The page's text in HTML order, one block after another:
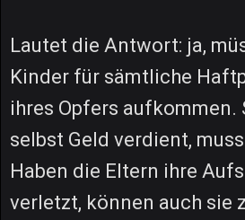
Lautet die Antwort: ja,
Kinder für sämtliche
ihres Opfers aufkommen.
selbst Geld verdient,
Haben die Eltern ihre
verletzt, können auch sie